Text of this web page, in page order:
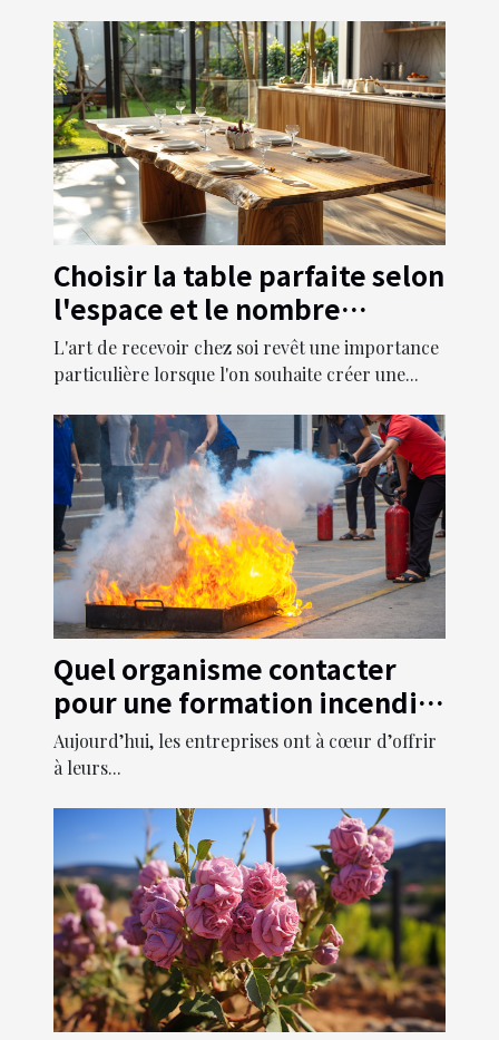
Choisir la table parfaite selon
l'espace et le nombre
d'invités
L'art de recevoir chez soi revêt une importance
particulière lorsque l'on souhaite créer une...
Quel organisme contacter
pour une formation incendie
dans ses propres locaux ?
Aujourd’hui, les entreprises ont à cœur d’offrir
à leurs...